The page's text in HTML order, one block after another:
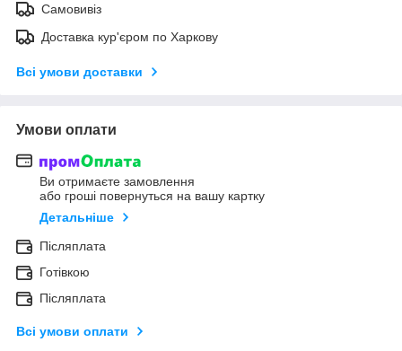
Самовивіз
Доставка кур'єром по Харкову
Всі умови доставки
Умови оплати
Ви отримаєте замовлення
або гроші повернуться на вашу картку
Детальніше
Післяплата
Готівкою
Післяплата
Всі умови оплати